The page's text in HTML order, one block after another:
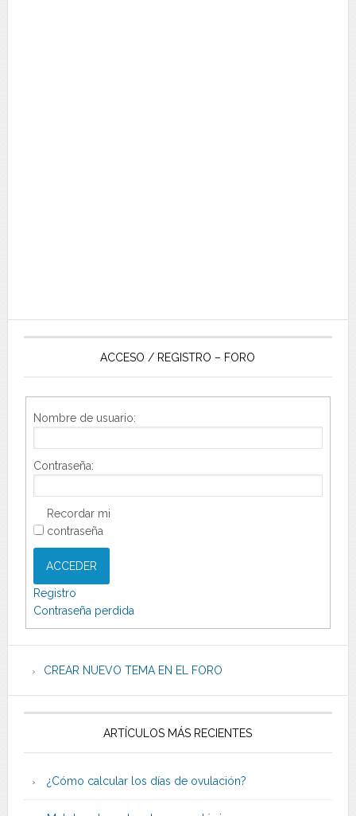
ACCESO / REGISTRO – FORO
Nombre de usuario:
Contraseña:
Recordar mi
contraseña
ACCEDER
Registro
Contraseña perdida
CREAR NUEVO TEMA EN EL FORO
ARTÍCULOS MÁS RECIENTES
¿Cómo calcular los días de ovulación?